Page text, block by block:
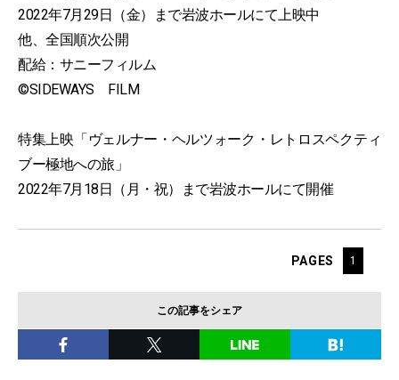
2022年7月29日（金）まで岩波ホールにて上映中
他、全国順次公開
配給：サニーフィルム
©️SIDEWAYS FILM
特集上映「ヴェルナー・ヘルツォーク・レトロスペクティ
ブー極地への旅」
2022年7月18日（月・祝）まで岩波ホールにて開催
PAGES 1
この記事をシェア